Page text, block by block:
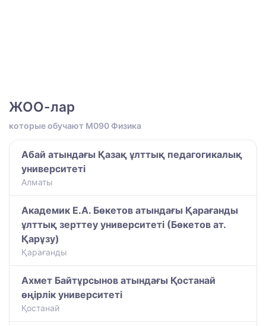
ЖОО-лар
которые обучают M090 Физика
Абай атындағы Қазақ ұлттық педагогикалық
университеті
Алматы
Академик Е.А. Бөкетов атындағы Қарағанды
ұлттық зерттеу университеті (Бөкетов ат.
Қарұзу)
Қарағанды
Ахмет Байтұрсынов атындағы Қостанай
өңірлік университеті
Қостанай